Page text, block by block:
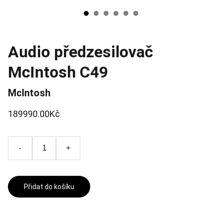
Audio předzesilovač
McIntosh C49
McIntosh
189990.00Kč
- +
Přidat do košíku